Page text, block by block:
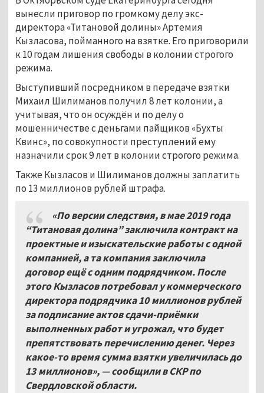
вынесли приговор по громкому делу экс-
директора «Титановой долины» Артемия
Кызласова, пойманного на взятке. Его приговорили
к 10 годам лишения свободы в колонии строгого
режима.
Выступивший посредником в передаче взятки
Михаил Шилиманов получил 8 лет колонии, а
учитывая, что он осуждён и по делу о
мошенничестве с деньгами пайщиков «Бухты
Квинс», по совокупности преступлений ему
назначили срок 9 лет в колонии строгого режима.
Также Кызласов и Шилиманов должны заплатить
по 13 миллионов рублей штрафа.
«По версии следствия, в мае 2019 года
“Титановая долина” заключила контракт на
проектные и изыскательские работы с одной
компанией, а та компания заключила
договор ещё с одним подрядчиком. После
этого Кызласов потребовал у коммерческого
директора подрядчика 10 миллионов рублей
за подписание актов сдачи-приёмки
выполненных работ и угрожал, что будет
препятствовать перечислению денег. Через
какое-то время сумма взятки увеличилась до
13 миллионов», — сообщили в СКР по
Свердловской области.